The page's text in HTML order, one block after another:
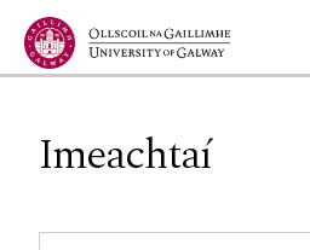
Léim go Ábhar
Imeachtaí